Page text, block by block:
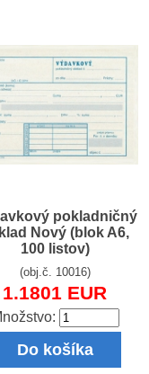
pokladničný
Nový (blok A6,
100 listov)
(obj.č. 10016)
1.1801 EUR
Do košíka